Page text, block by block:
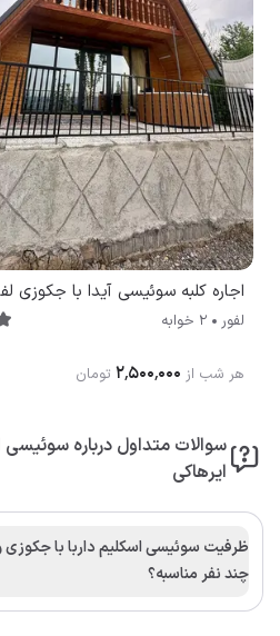
اجاره کلبه سوئیسی آیدا با جکوزی
لفور 2 خوابه
هر شب از ۲٬۵۰۰٬۰۰۰ تومان
سوالات متداول درباره سوئیسی
ایرهاکی
ظرفیت سوئیسی اسکلیم داربا با جکوزی
چند نفر مناسبه؟